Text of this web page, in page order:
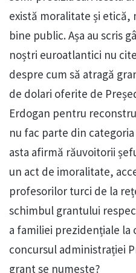
există moralitate și etică,
bine public. Așa au scris
noștri euroatlantici nu
despre cum să atragă
de dolari oferite de
Erdogan pentru
nu fac parte din
asta afirmă răuvoitorii
un act de imoralitate,
profesorilor turci de la
schimbul grantului
a familiei prezidențiale la
concursul administrației
grant se numește?